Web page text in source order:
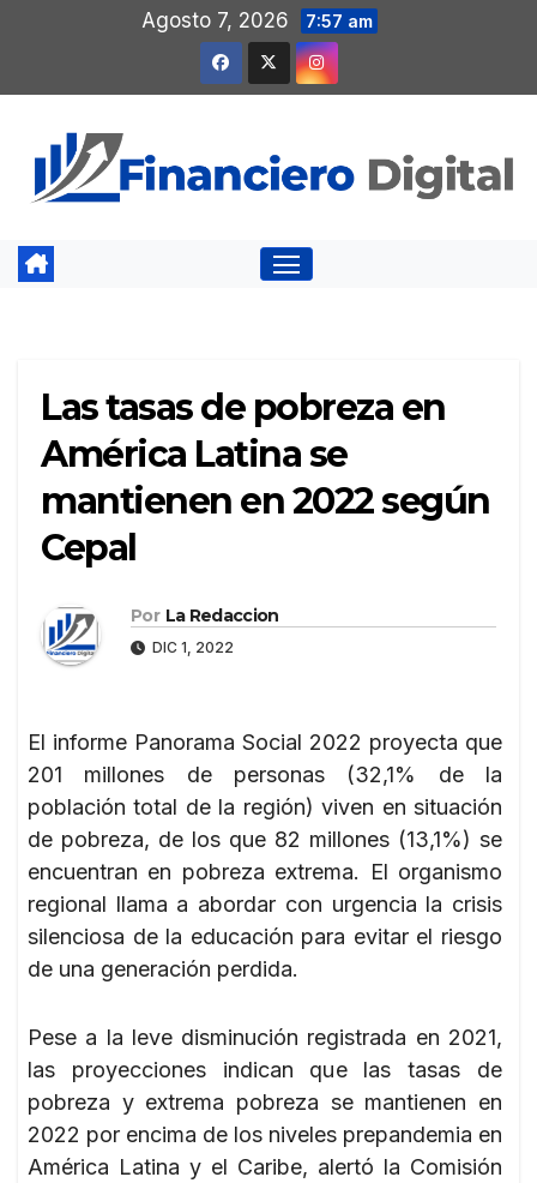
contenido
Agosto 7, 2026 7:57 am
Las tasas de pobreza en
América Latina se
mantienen en 2022 según
Cepal
Por La Redaccion
DIC 1, 2022
El informe Panorama Social 2022 proyecta que
201 millones de personas (32,1% de la
población total de la región) viven en situación
de pobreza, de los que 82 millones (13,1%) se
encuentran en pobreza extrema. El organismo
regional llama a abordar con urgencia la crisis
silenciosa de la educación para evitar el riesgo
de una generación perdida.
Pese a la leve disminución registrada en 2021,
las proyecciones indican que las tasas de
pobreza y extrema pobreza se mantienen en
2022 por encima de los niveles prepandemia en
América Latina y el Caribe, alertó la Comisión